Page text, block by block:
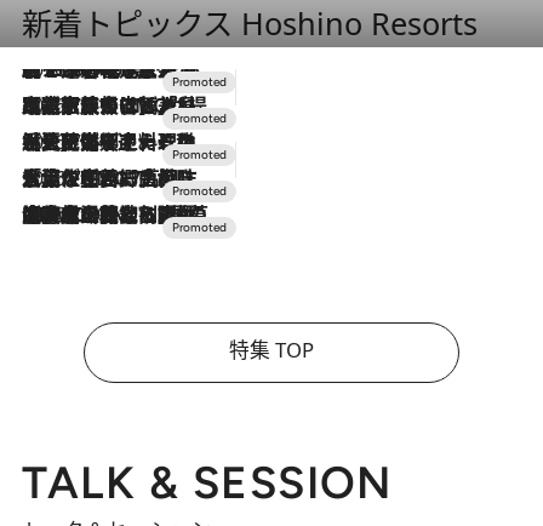
新着トピックス Hoshino Resorts
2026.8.7
【トンボの足水浴】ヒノキの香りに包まれて涼感マックス！約13℃の湧水かけ流しを避暑地「星野温泉 トンボの湯」で体験
2026.7.31
【ホテル帰省】という選択肢をOMOが提案。家族とほどよい距離を保つには「昼は実家、夜は気兼ねなくホテルで！」
2026.7.24
【夏限定ディナーコース】旬を迎える稚鮎や花ズッキーニなどをイタリア・トスカーナの郷土料理の手法で満喫！
2026.7.17
「土佐和ハーブかき氷」がOMO7高知に登場！生姜、山椒、大葉など目にも舌にも涼を呼ぶ郷土の味
2026.7.10
NEW OPEN！【界 草津】名湯の地に誕生。趣の異なる2種の温泉と上州ならではの会席・蕎麦割烹など美食を味わう究極の癒やし旅
特集 TOP
TALK & SESSION